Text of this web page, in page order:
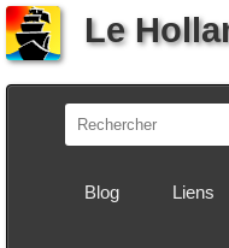
Le
Blog Liens